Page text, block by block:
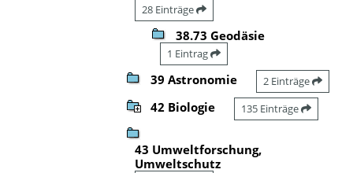
28 Einträge
38.73 Geodäsie
1 Eintrag
39 Astronomie 2 Einträge
42 Biologie 135 Einträge
43 Umweltforschung,
Umweltschutz